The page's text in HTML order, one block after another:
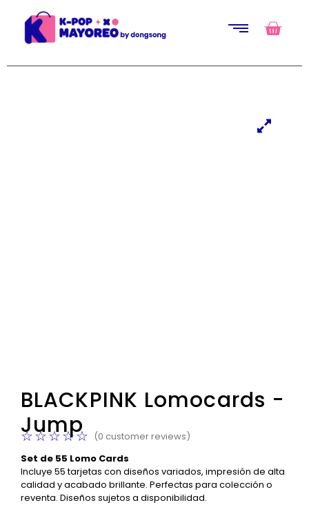
BLACKPINK Lomocards -
Jump
☆☆☆☆☆ (0 customer reviews)
Set de 55 Lomo Cards
Incluye 55 tarjetas con diseños variados, impresión de alta
calidad y acabado brillante. Perfectas para colección o
reventa. Diseños sujetos a disponibilidad.